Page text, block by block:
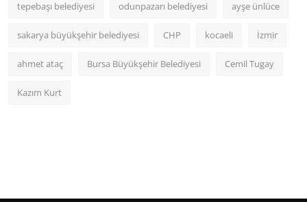
tepebaşı belediyesi odunpazarı belediyesi ayşe ünlüce
sakarya büyükşehir belediyesi CHP kocaeli İzmir
ahmet ataç Bursa Büyükşehir Belediyesi Cemil Tugay
Kazım Kurt